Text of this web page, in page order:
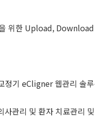
위한 Upload,
정기 eCligner 웹관리 솔
사관리 및 환자 치료관리